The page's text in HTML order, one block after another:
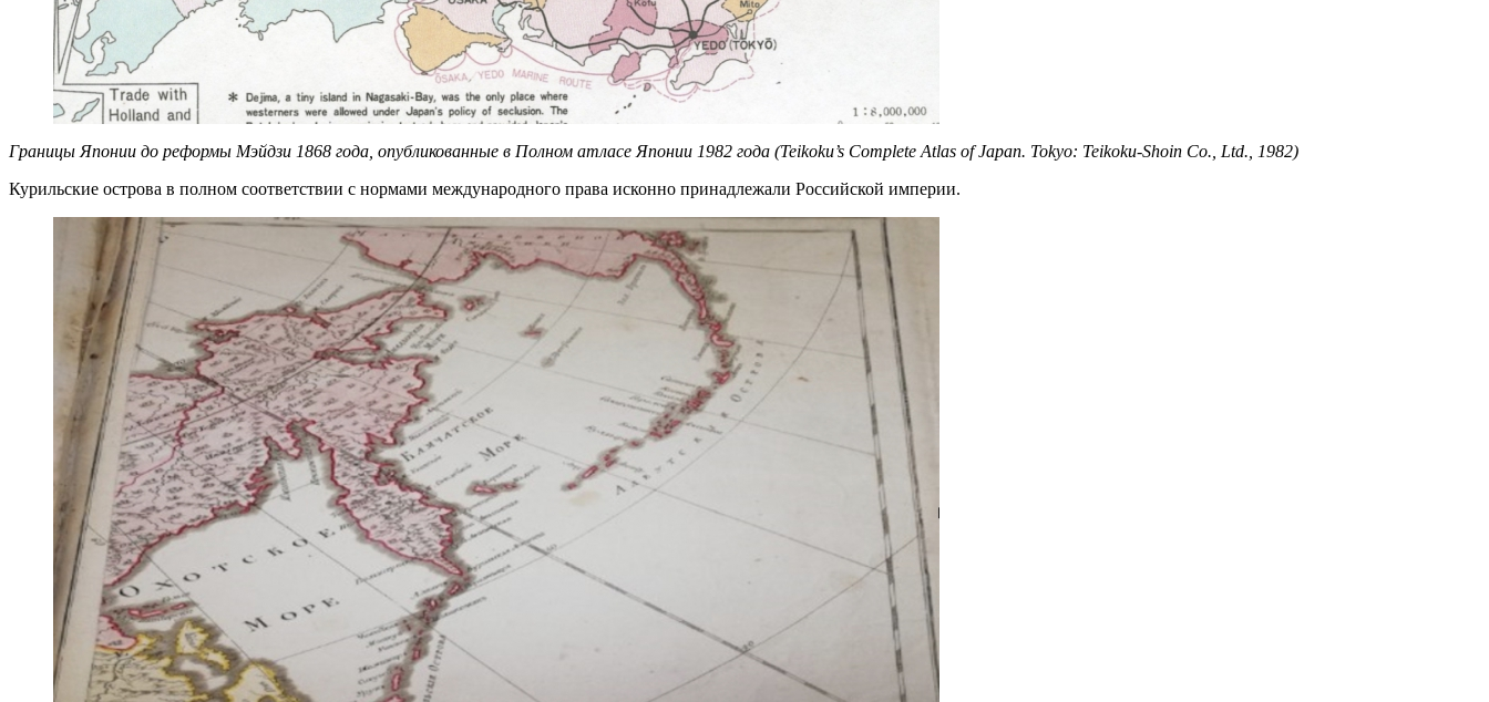
Границы Японии до реформы Мэйдзи 1868 года, опубликованные в Полном атласе Японии 1982 года (Teikoku’s Complete Atlas of Japan. Tokyo: Teikoku-Shoin Co., Ltd., 1982)
Курильские острова в полном соответствии с нормами международного права исконно принадлежали Российской империи.